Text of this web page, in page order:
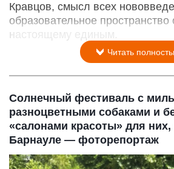
Кравцов, смысл всех
образовательное пространство
настоящему единым.
Читать
Солнечный фестиваль с
разноцветными собаками и
«салонами красоты» для
Барнауле — фоторепортаж